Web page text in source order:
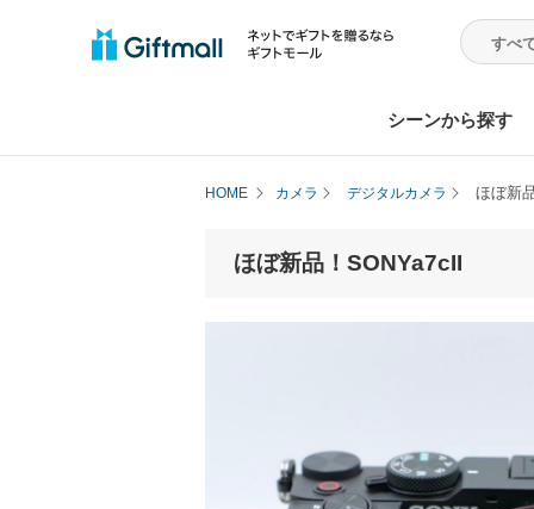
シーンから探す
HOME カメラ デジタルカメラ ほぼ新
ほぼ新品！SONYa7cII